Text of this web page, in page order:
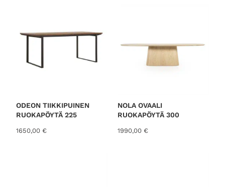
ODEON TIIKKIPUINEN
RUOKAPÖYTÄ 225
1650,00 €
NOLA OVAALI
RUOKAPÖYTÄ 300
1990,00 €